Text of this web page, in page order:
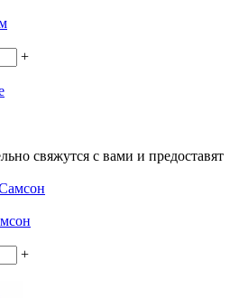
+
свяжутся с вами и предоставят
+